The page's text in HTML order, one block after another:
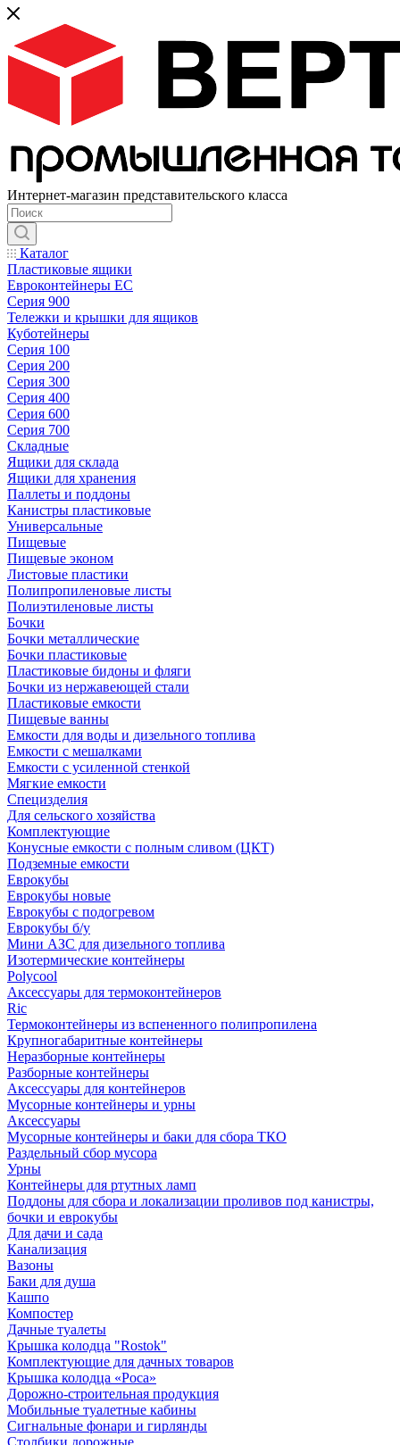
Интернет-магазин представительского класса
Каталог
Пластиковые ящики
Евроконтейнеры ЕС
Серия 900
Тележки и крышки для ящиков
Куботейнеры
Серия 100
Серия 200
Серия 300
Серия 400
Серия 600
Серия 700
Складные
Ящики для склада
Ящики для хранения
Паллеты и поддоны
Канистры пластиковые
Универсальные
Пищевые
Пищевые эконом
Листовые пластики
Полипропиленовые листы
Полиэтиленовые листы
Бочки
Бочки металлические
Бочки пластиковые
Пластиковые бидоны и фляги
Бочки из нержавеющей стали
Пластиковые емкости
Пищевые ванны
Емкости для воды и дизельного топлива
Емкости с мешалками
Емкости с усиленной стенкой
Мягкие емкости
Специзделия
Для сельского хозяйства
Комплектующие
Конусные емкости с полным сливом (ЦКТ)
Подземные емкости
Еврокубы
Еврокубы новые
Еврокубы с подогревом
Еврокубы б/у
Мини АЗС для дизельного топлива
Изотермические контейнеры
Polycool
Аксессуары для термоконтейнеров
Ric
Термоконтейнеры из вспененного полипропилена
Крупногабаритные контейнеры
Неразборные контейнеры
Разборные контейнеры
Аксессуары для контейнеров
Мусорные контейнеры и урны
Аксессуары
Мусорные контейнеры и баки для сбора ТКО
Раздельный сбор мусора
Урны
Контейнеры для ртутных ламп
Поддоны для сбора и локализации проливов под канистры,
бочки и еврокубы
Для дачи и сада
Канализация
Вазоны
Баки для душа
Кашпо
Компостер
Дачные туалеты
Крышка колодца "Rostok"
Комплектующие для дачных товаров
Крышка колодца «Роса»
Дорожно-строительная продукция
Мобильные туалетные кабины
Сигнальные фонари и гирлянды
Столбики дорожные